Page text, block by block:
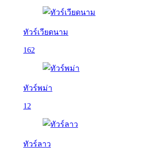
ทัวร์เวียดนาม
162
ทัวร์พม่า
12
ทัวร์ลาว